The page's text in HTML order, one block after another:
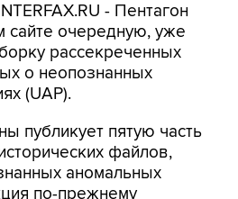
- Пентагон
сайте очередную, уже
рассекреченных
о неопознанных
(UAP).
публикует пятую часть
файлов,
аномальных
по-прежнему